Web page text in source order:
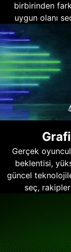
birbirinden
uygun olanı
Gerçek
beklentisi,
güncel
seç,